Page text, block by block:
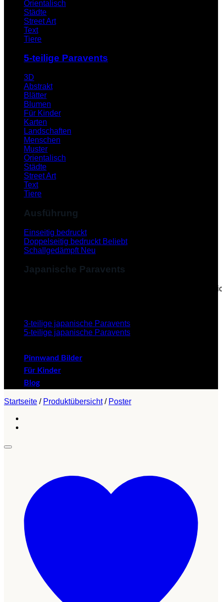
Orientalisch
Städte
Street Art
Text
Tiere
5-teilige Paravents
3D
Abstrakt
Blätter
Blumen
Für Kinder
Karten
Landschaften
Menschen
Muster
Orientalisch
Städte
Street Art
Text
Tiere
Ausführung
Einseitig bedruckt
Doppelseitig bedruckt
Schallgedämpft
Japanische Paravents
Diese Paravents, die im Japanischen als "Byobu"
3-teilige japanische Paravents
5-teilige japanische Paravents
Pinnwand Bilder
Für Kinder
Blog
Startseite / Produktübersicht / Poster